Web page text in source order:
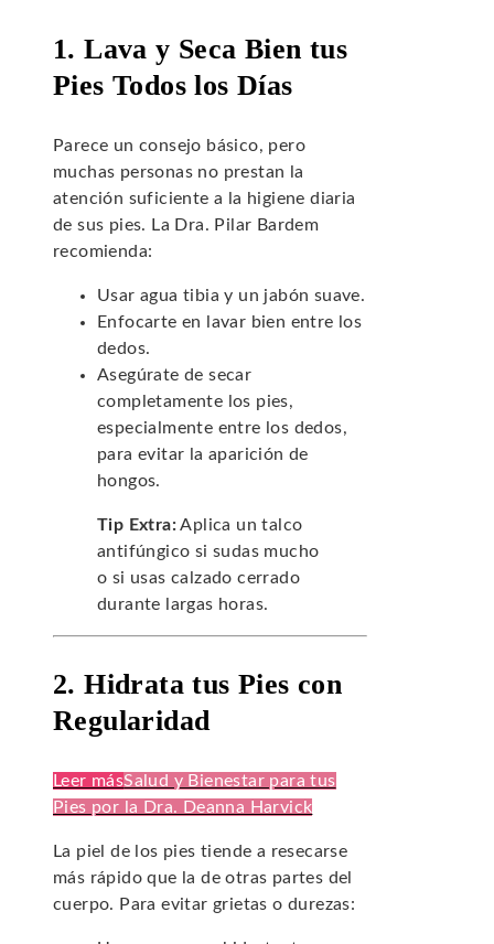
1. Lava y Seca Bien tus
Pies Todos los Días
Parece un consejo básico, pero
muchas personas no prestan la
atención suficiente a la higiene diaria
de sus pies. La Dra. Pilar Bardem
recomienda:
Usar agua tibia y un jabón suave.
Enfocarte en lavar bien entre los
dedos.
Asegúrate de secar
completamente los pies,
especialmente entre los dedos,
para evitar la aparición de
hongos.
Tip Extra:Aplica un talco
antifúngico si sudas mucho
o si usas calzado cerrado
durante largas horas.
2. Hidrata tus Pies con
Regularidad
Leer másSalud y Bienestar para tus
Pies por la Dra. Deanna Harvick
La piel de los pies tiende a resecarse
más rápido que la de otras partes del
cuerpo. Para evitar grietas o durezas: